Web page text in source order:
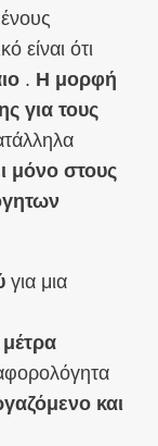
είναι ότι
. Η μορφή
για τους
μόνο στους
για μια
και